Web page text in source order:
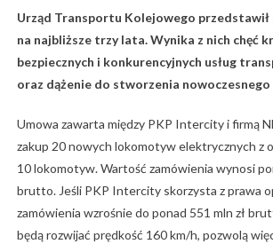
Urząd Transportu Kolejowego
na najbliższe trzy lata. Wynika z nich chęć
bezpiecznych i konkurencyjnych usług
oraz dążenie do stworzenia
Umowa zawarta między PKP Intercity i firmą
zakup 20 nowych lokomotyw elektrycznych z
10 lokomotyw. Wartość zamówienia wynosi
brutto. Jeśli PKP Intercity skorzysta z prawa
zamówienia wzrośnie do ponad 551 mln zł
będą rozwijać prędkość 160 km/h, pozwolą